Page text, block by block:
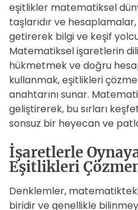
eşitlikler matematiksel
taşlarıdır ve
getirerek bilgi ve keşif
Matematiksel işaretlerin
hükmetmek ve doğru
kullanmak, eşitlikleri
anahtarını sunar.
geliştirerek, bu sırları
sonsuz bir heyecan ve
İşaretlerle
Eşitlikleri
Denklemler,
biridir ve genellikle